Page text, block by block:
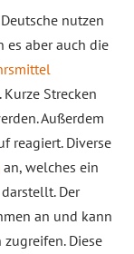
nutzen
es aber auch die
Strecken
Außerdem
reagiert. Diverse
an, welches ein
Der
an und kann
Diese